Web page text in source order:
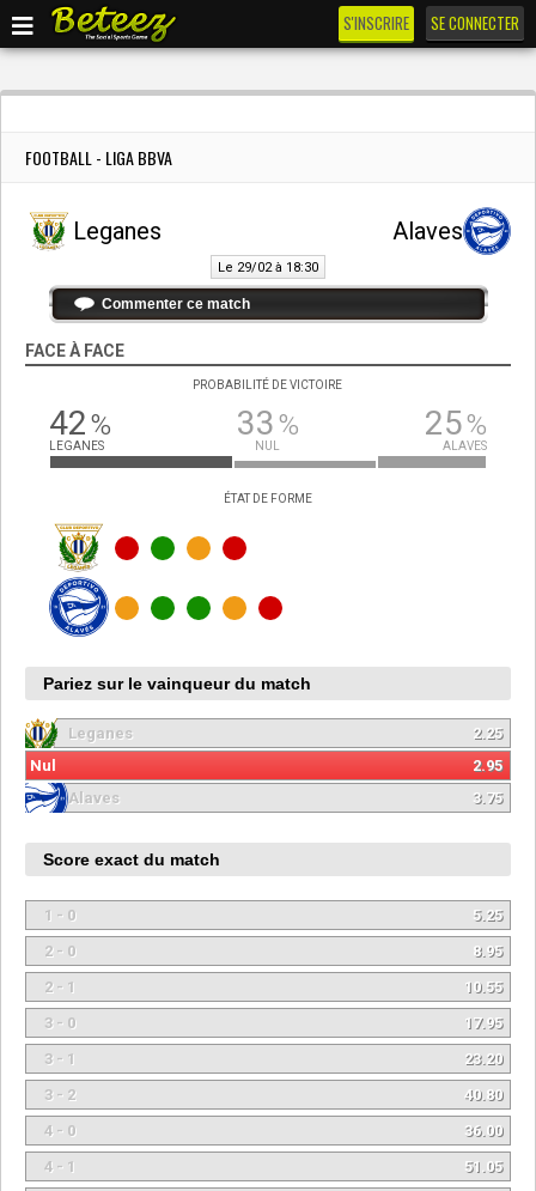
S'INSCRIRE SE CONNECTER
FOOTBALL - LIGA BBVA
Leganes Alaves
Le 29/02 à 18:30
Commenter ce match
FACE À FACE
PROBABILITÉ DE VICTOIRE
42%
LEGANES
33%
NUL
25%
ALAVES
ÉTAT DE FORME
Pariez sur le vainqueur du match
Leganes
2.25
Nul
2.95
Alaves
3.75
Score exact du match
1 - 0
5.25
2 - 0
8.95
2 - 1
10.55
3 - 0
17.95
3 - 1
23.20
3 - 2
40.80
4 - 0
36.00
4 - 1
51.05